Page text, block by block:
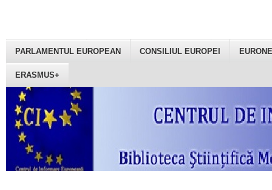
PARLAMENTUL EUROPEAN CONSILIUL EUROPEI
ERASMUS+